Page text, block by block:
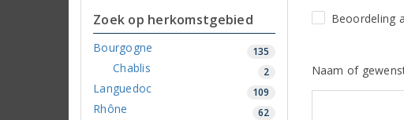
Zoek op herkomstgebied
Bourgogne 135
Chablis 2
Languedoc 109
Rhône 62
Beoordeling
Naam of